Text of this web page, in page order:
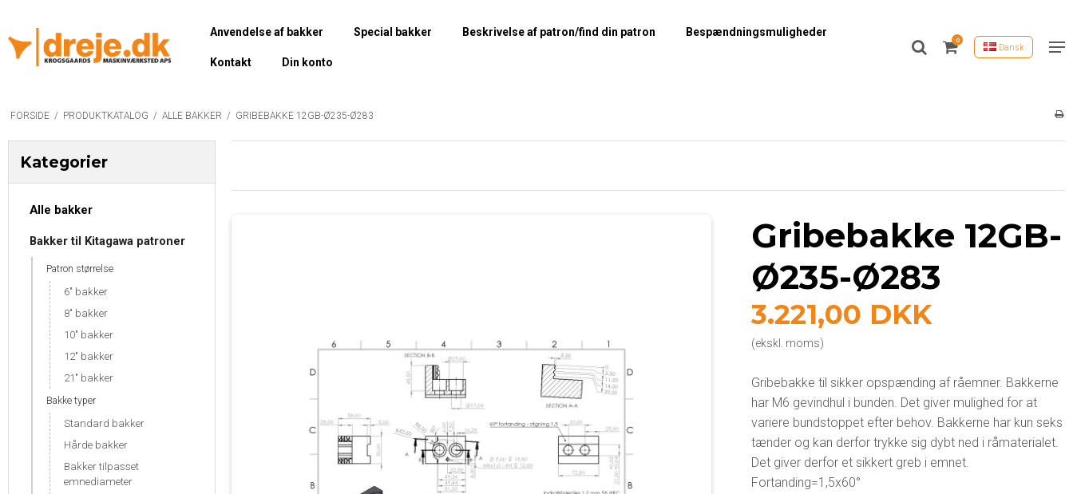
Anvendelse af bakker Special bakker Beskrivelse af patron/find din patron Bespændningsmuligheder
Kontakt Din konto
0
Dansk
FORSIDE / PRODUKTKATALOG / ALLE BAKKER / GRIBEBAKKE 12GB-Ø235-Ø283
Kategorier
Alle bakker
Bakker til Kitagawa patroner
Patron størrelse
6" bakker
8" bakker
10" bakker
12" bakker
21" bakker
Bakke typer
Standard bakker
Hårde bakker
Bakker tilpasset
emnediameter
Gribebakke 12GB-
Ø235-Ø283
3.221,00 DKK
(ekskl. moms)
Gribebakke til sikker opspænding af råemner. Bakkerne
har M6 gevindhul i bunden. Det giver mulighed for at
variere bundstoppet efter behov. Bakkerne har kun seks
tænder og kan derfor trykke sig dybt ned i råmaterialet.
Det giver derfor et sikkert greb i emnet.
Fortanding=1,5x60°